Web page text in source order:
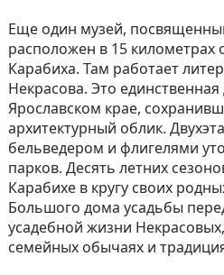
Еще один музей,
расположен в 15 километрах
Карабиха. Там работает
Некрасова. Это
Ярославском крае,
архитектурный облик.
бельведером и флигелями
парков. Десять летних
Карабихе в кругу своих
Большого дома усадьбы
усадебной жизни
семейных обычаях и